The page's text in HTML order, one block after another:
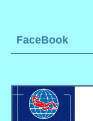
FaceBook